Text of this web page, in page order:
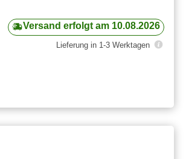
Versand erfolgt am 10.08.2026
Lieferung in 1-3 Werktagen